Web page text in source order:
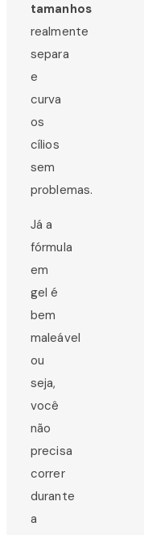
tamanhos
realmente
separa
e
curva
os
cílios
sem
problemas.
Já a
fórmula
em
gel é
bem
maleável
ou
seja,
você
não
precisa
correr
durante
a